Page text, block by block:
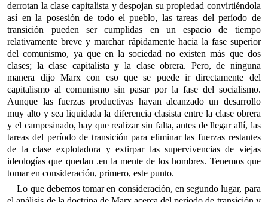
derrotan la clase capitalista y despojan su propiedad convirtiéndola
así en la posesión de todo el pueblo, las tareas del período de
transición pueden ser cumplidas en un espacio de tiempo
relativamente breve y marchar rápidamente hacia la fase superior
del comunismo, ya que en la sociedad no existen más que dos
clases; la clase capitalista y la clase obrera. Pero, de ninguna
manera dijo Marx con eso que se puede ir directamente del
capitalismo al comunismo sin pasar por la fase del socialismo.
Aunque las fuerzas productivas hayan alcanzado un desarrollo
muy alto y sea liquidada la diferencia clasista entre la clase obrera
y el campesinado, hay que realizar sin falta, antes de llegar allí, las
tareas del período de transición para eliminar las fuerzas restantes
de la clase explotadora y extirpar las supervivencias de viejas
ideologías que quedan .en la mente de los hombres. Tenemos que
tomar en consideración, primero, este punto.
Lo que debemos tomar en consideración, en segundo lugar, para